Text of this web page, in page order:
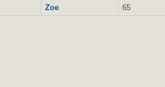
Zoe 65